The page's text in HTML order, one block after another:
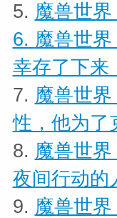
5. 魔兽世
6. 魔兽世
幸存了下来
7. 魔兽世
性，他为了
8. 魔兽世
夜间行动的
9. 魔兽世